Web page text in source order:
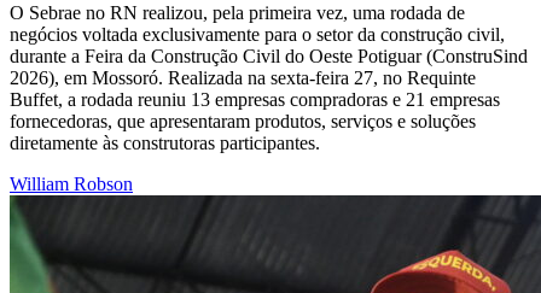
O Sebrae no RN realizou, pela primeira vez, uma rodada de
negócios voltada exclusivamente para o setor da construção civil,
durante a Feira da Construção Civil do Oeste Potiguar (ConstruSind
2026), em Mossoró. Realizada na sexta-feira 27, no Requinte
Buffet, a rodada reuniu 13 empresas compradoras e 21 empresas
fornecedoras, que apresentaram produtos, serviços e soluções
diretamente às construtoras participantes.
William Robson